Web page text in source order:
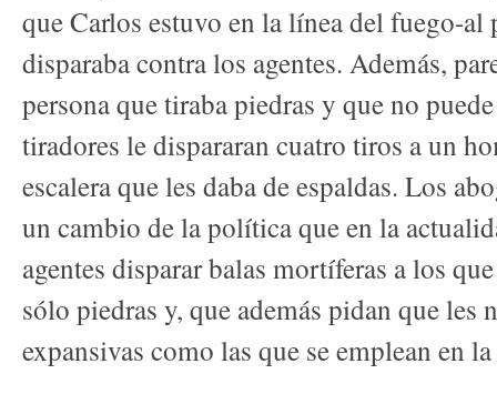
que Carlos estuvo en la línea del fuego-al
disparaba contra los agentes. Además,
persona que tiraba piedras y que no
tiradores le dispararan cuatro tiros a un
escalera que les daba de espaldas. Los
un cambio de la política que en la
agentes disparar balas mortíferas a los
sólo piedras y, que además pidan que les
expansivas como las que se emplean en